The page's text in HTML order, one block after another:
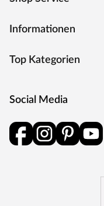
Informationen
Top Kategorien
Social Media